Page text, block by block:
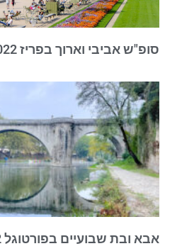
סופ"ש אביבי וארוך בפריז 2022
אבא ובת שבועיים בפורטוגל 2022